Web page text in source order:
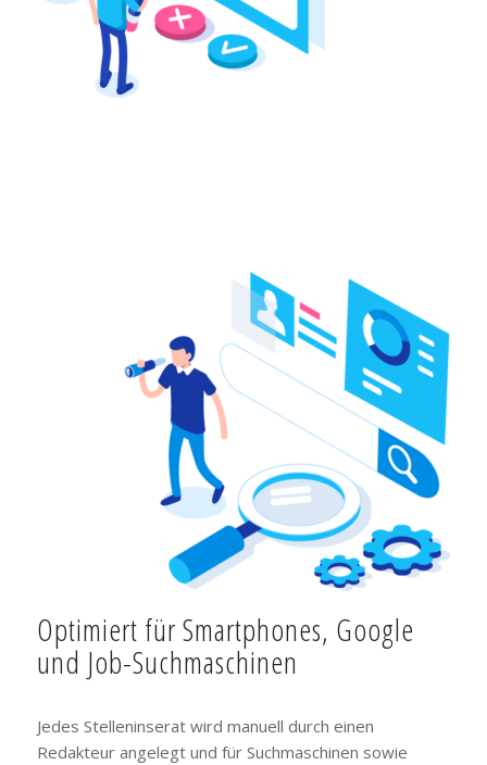
Optimiert für Smartphones, Google
und Job-Suchmaschinen
Jedes Stelleninserat wird manuell durch einen
Redakteur angelegt und für Suchmaschinen sowie